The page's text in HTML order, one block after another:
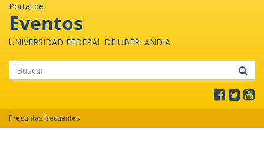
Portal de
Eventos
UNIVERSIDAD FEDERAL DE UBERLANDIA
Preguntas frecuentes